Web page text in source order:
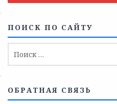
ПОИСК ПО САЙТУ
ОБРАТНАЯ СВЯЗЬ